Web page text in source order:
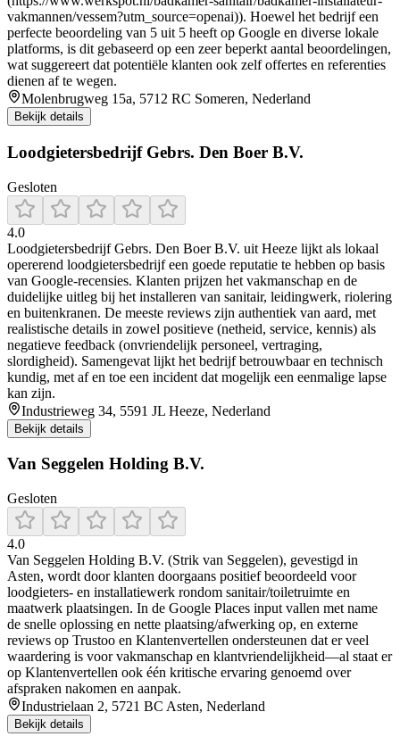
vakmannen/vessem?utm_source=openai)). Hoewel het bedrijf een
perfecte beoordeling van 5 uit 5 heeft op Google en diverse lokale
platforms, is dit gebaseerd op een zeer beperkt aantal beoordelingen,
wat suggereert dat potentiële klanten ook zelf offertes en referenties
dienen af te wegen.
Molenbrugweg 15a, 5712 RC Someren, Nederland
Bekijk details
Loodgietersbedrijf Gebrs. Den Boer B.V.
Gesloten
4.0
Loodgietersbedrijf Gebrs. Den Boer B.V. uit Heeze lijkt als lokaal
opererend loodgietersbedrijf een goede reputatie te hebben op basis
van Google-recensies. Klanten prijzen het vakmanschap en de
duidelijke uitleg bij het installeren van sanitair, leidingwerk, riolering
en buitenkranen. De meeste reviews zijn authentiek van aard, met
realistische details in zowel positieve (netheid, service, kennis) als
negatieve feedback (onvriendelijk personeel, vertraging,
slordigheid). Samengevat lijkt het bedrijf betrouwbaar en technisch
kundig, met af en toe een incident dat mogelijk een eenmalige lapse
kan zijn.
Industrieweg 34, 5591 JL Heeze, Nederland
Bekijk details
Van Seggelen Holding B.V.
Gesloten
4.0
Van Seggelen Holding B.V. (Strik van Seggelen), gevestigd in
Asten, wordt door klanten doorgaans positief beoordeeld voor
loodgieters- en installatiewerk rondom sanitair/toiletruimte en
maatwerk plaatsingen. In de Google Places input vallen met name
de snelle oplossing en nette plaatsing/afwerking op, en externe
reviews op Trustoo en Klantenvertellen ondersteunen dat er veel
waardering is voor vakmanschap en klantvriendelijkheid—al staat er
op Klantenvertellen ook één kritische ervaring genoemd over
afspraken nakomen en aanpak.
Industrielaan 2, 5721 BC Asten, Nederland
Bekijk details